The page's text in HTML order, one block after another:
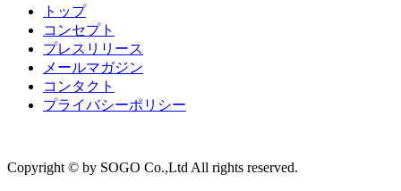
トップ
コンセプト
プレスリリース
メールマガジン
コンタクト
プライバシーポリシー
Copyright © by SOGO Co.,Ltd All rights reserved.